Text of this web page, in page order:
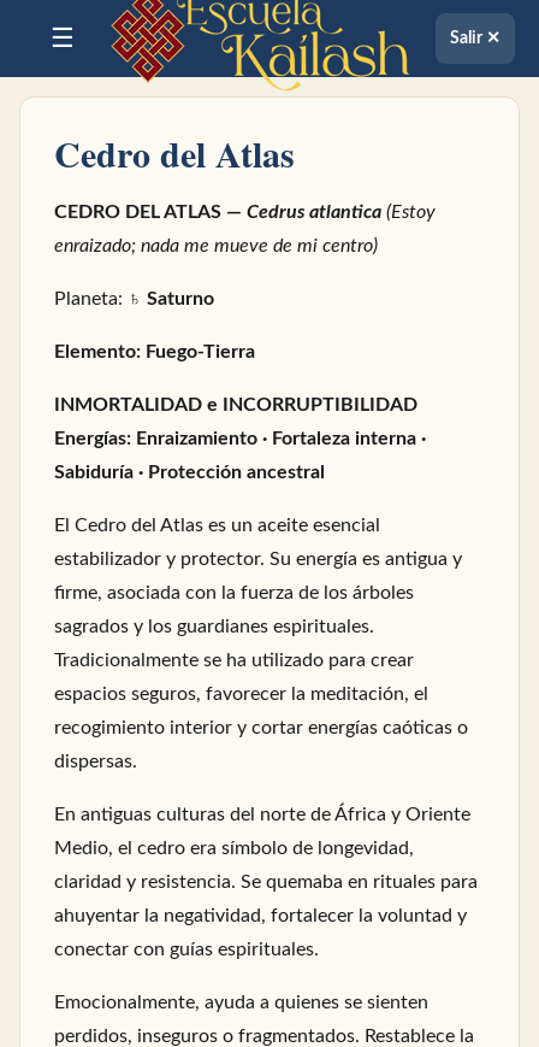
☰ Salir ✕
Cedro del Atlas
CEDRO DEL ATLAS — Cedrus atlantica (Estoy
enraizado; nada me mueve de mi centro)
Planeta: ♄ Saturno
Elemento: Fuego-Tierra
INMORTALIDAD e INCORRUPTIBILIDAD
Energías: Enraizamiento · Fortaleza interna ·
Sabiduría · Protección ancestral
El Cedro del Atlas es un aceite esencial
estabilizador y protector. Su energía es antigua y
firme, asociada con la fuerza de los árboles
sagrados y los guardianes espirituales.
Tradicionalmente se ha utilizado para crear
espacios seguros, favorecer la meditación, el
recogimiento interior y cortar energías caóticas o
dispersas.
En antiguas culturas del norte de África y Oriente
Medio, el cedro era símbolo de longevidad,
claridad y resistencia. Se quemaba en rituales para
ahuyentar la negatividad, fortalecer la voluntad y
conectar con guías espirituales.
Emocionalmente, ayuda a quienes se sienten
perdidos, inseguros o fragmentados. Restablece la